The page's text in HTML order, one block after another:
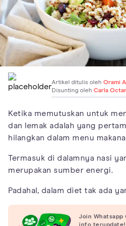
Artikel ditulis oleh Orami
Disunting oleh Carla
Ketika memutuskan untuk
dan lemak adalah yang
hilangkan dalam menu
Termasuk di dalamnya nasi
merupakan sumber energi.
Padahal, dalam diet tak ada
Join Whatsapp